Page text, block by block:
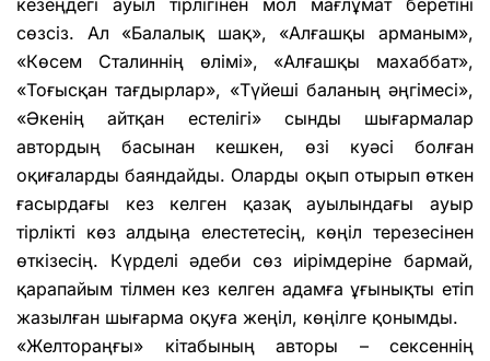
сөзсіз. Ал «Балалық шақ», «Алғашқы арманым»,
«Көсем Сталиннің өлімі», «Алғашқы махаббат»,
«Тоғысқан тағдырлар», «Түйеші баланың әңгімесі»,
«Әкенің айтқан естелігі» сынды шығармалар
автордың басынан кешкен, өзі куәсі болған
оқиғаларды баяндайды. Оларды оқып отырып өткен
ғасырдағы кез келген қазақ ауылындағы ауыр
тірлікті көз алдыңа елестетесің, көңіл терезесінен
өткізесің. Күрделі әдеби сөз иірімдеріне бармай,
қарапайым тілмен кез келген адамға ұғынықты етіп
жазылған шығарма оқуға жеңіл, көңілге қонымды.
«Желтораңғы» кітабының авторы – сексеннің